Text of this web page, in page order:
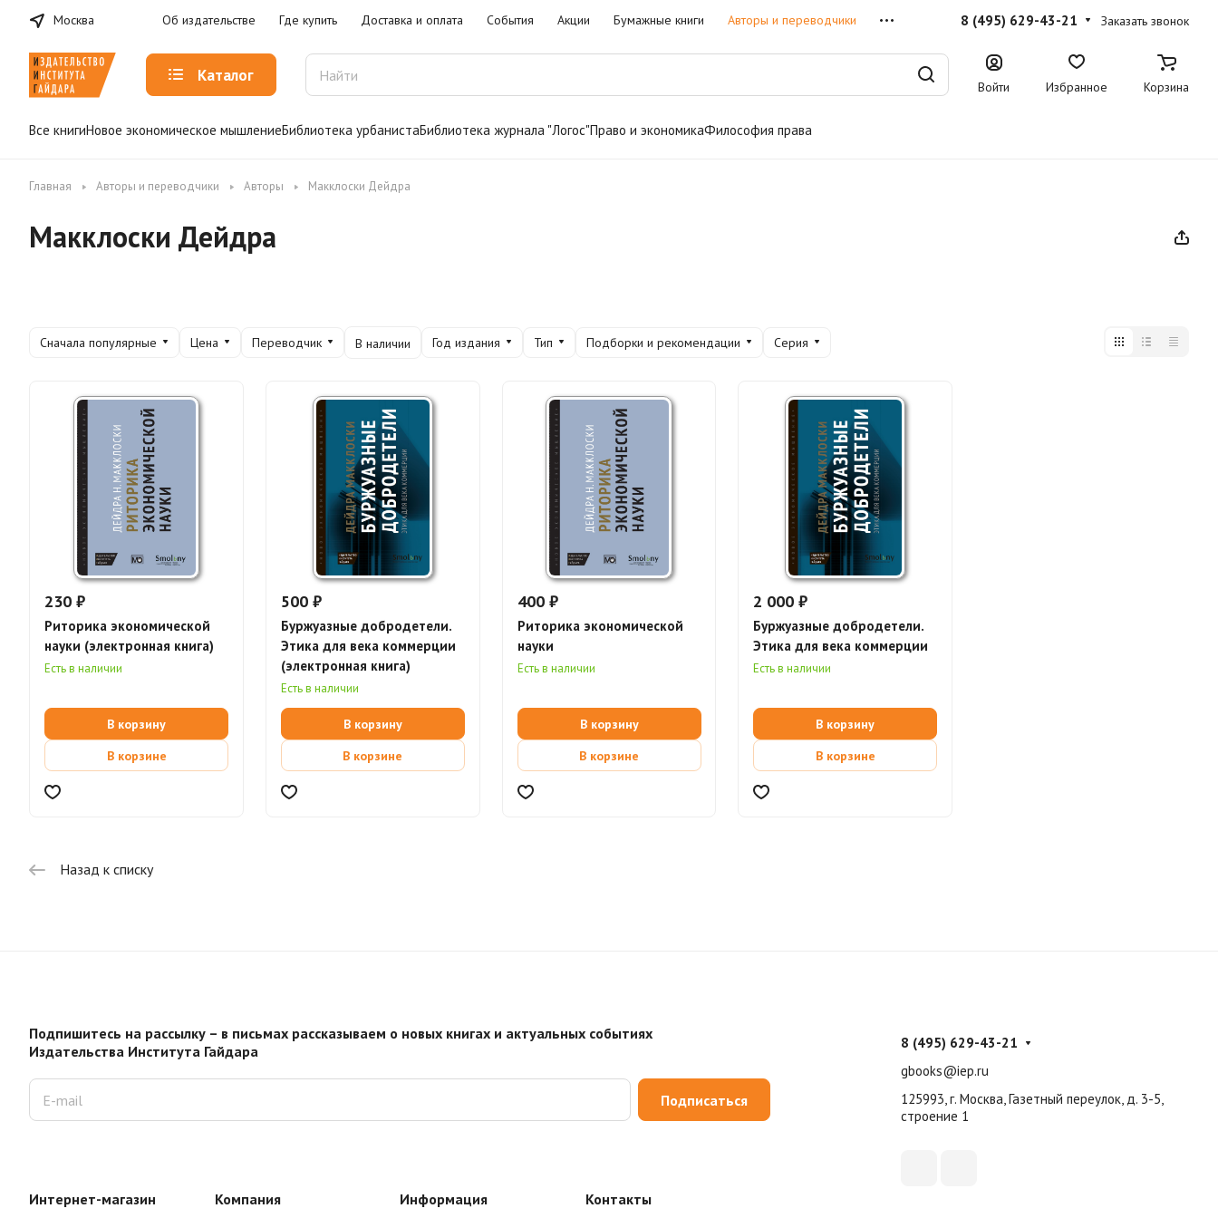
Москва Об издательстве Где купить Доставка и оплата События Акции Бумажные книги Авторы и переводчики 8 (495) 629-43-21 Заказать звонок
Каталог
Войти Избранное Корзина
Все книгиНовое экономическое мышлениеБиблиотека урбанистаБиблиотека журнала "Логос"Право и экономикаФилософия права
Главная Авторы и переводчики Авторы Макклоски Дейдра
Макклоски Дейдра
Сначала популярные Цена Переводчик В наличии Год издания Тип Подборки и рекомендации Серия
230 ₽
Риторика экономической
науки (электронная книга)
Есть в наличии
В корзину
В корзине
500 ₽
Буржуазные добродетели.
Этика для века коммерции
(электронная книга)
Есть в наличии
В корзину
В корзине
400 ₽
Риторика экономической
науки
Есть в наличии
В корзину
В корзине
2 000 ₽
Буржуазные добродетели.
Этика для века коммерции
Есть в наличии
В корзину
В корзине
Назад к списку
Подпишитесь на рассылку – в письмах рассказываем о новых книгах и актуальных событиях
Издательства Института Гайдара
Подписаться
Интернет-магазин Компания Информация Контакты
8 (495) 629-43-21
gbooks@iep.ru
125993, г. Москва, Газетный переулок, д. 3-5,
строение 1